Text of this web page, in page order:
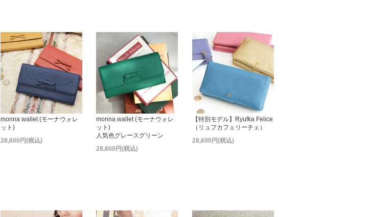
monna wallet (モーナウォレ
ット)
28,600円(税込)
monna wallet (モーナウォレ
ット)
人気色グレースグリーン
28,600円(税込)
【特別モデル】Ryufka Felice
（リュフカフェリーチェ）
28,600円(税込)